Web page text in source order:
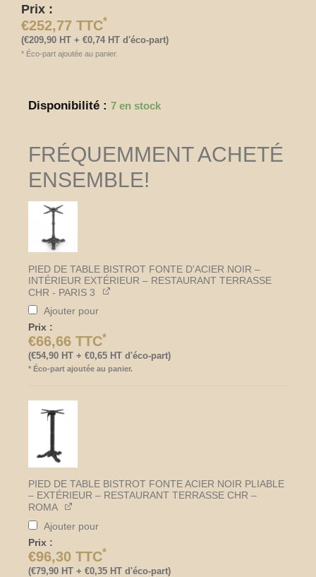
Prix :
€252,77 TTC*
(€209,90 HT + €0,74 HT d'éco-part)
* Éco-part ajoutée au panier.
Disponibilité : 7 en stock
FRÉQUEMMENT ACHETÉ
ENSEMBLE!
PIED DE TABLE BISTROT FONTE D'ACIER NOIR –
INTÉRIEUR EXTÉRIEUR – RESTAURANT TERRASSE
CHR - PARIS 3
Ajouter pour
Prix :
€66,66 TTC*
(€54,90 HT + €0,65 HT d'éco-part)
* Éco-part ajoutée au panier.
PIED DE TABLE BISTROT FONTE ACIER NOIR PLIABLE
– EXTÉRIEUR – RESTAURANT TERRASSE CHR –
ROMA
Ajouter pour
Prix :
€96,30 TTC*
(€79,90 HT + €0,35 HT d'éco-part)
quantité
table
bistrot
restaurant
rond
Ø50
Bleu
pastel
cerclé
laiton
–
Intérieur
extérieur
CHR
–